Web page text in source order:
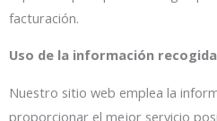
facturación.
Uso de la información recogida
Nuestro sitio web emplea la
proporcionar el mejor servicio